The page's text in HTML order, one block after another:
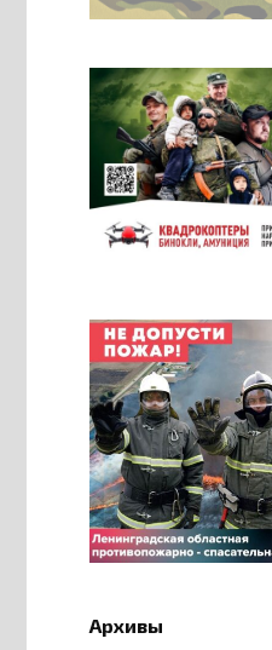
Архивы